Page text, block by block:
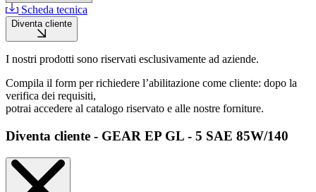
Scheda tecnica
Diventa cliente
I nostri prodotti sono riservati esclusivamente ad aziende.
Compila il form per richiedere l’abilitazione come cliente: dopo la
verifica dei requisiti,
potrai accedere al catalogo riservato e alle nostre forniture.
Diventa cliente - GEAR EP GL - 5 SAE 85W/140